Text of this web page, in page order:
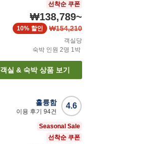
선착순 쿠폰
₩138,789~
₩154,210
10% 할인
객실당
숙박 인원 2명 1박
객실 & 숙박 상품 보기
4.6
훌륭함
이용 후기 94건
Seasonal Sale
선착순 쿠폰